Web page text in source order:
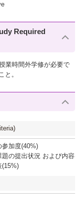
Required
業時間外学修が必要で
と。
参加度(40%)
題の提出状況 および内容
(15%)